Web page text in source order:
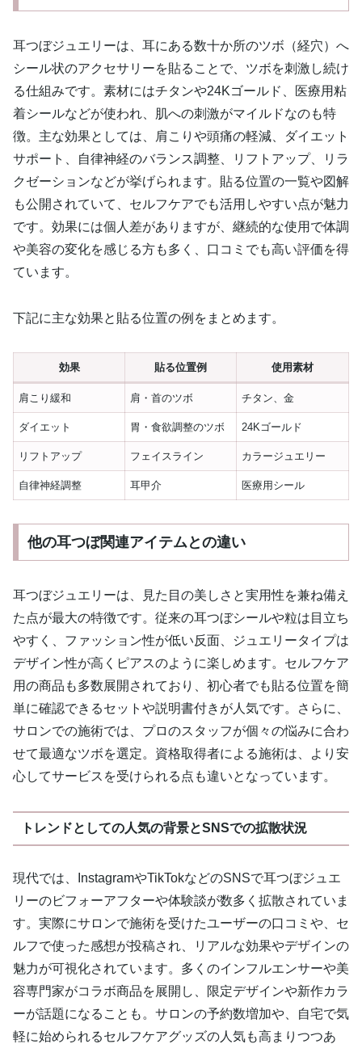
耳つぼジュエリーは、耳にある数十か所のツボ（経穴）へ
シール状のアクセサリーを貼ることで、ツボを刺激し続け
る仕組みです。素材にはチタンや24Kゴールド、医療用粘
着シールなどが使われ、肌への刺激がマイルドなのも特
徴。主な効果としては、肩こりや頭痛の軽減、ダイエット
サポート、自律神経のバランス調整、リフトアップ、リラ
クゼーションなどが挙げられます。貼る位置の一覧や図解
も公開されていて、セルフケアでも活用しやすい点が魅力
です。効果には個人差がありますが、継続的な使用で体調
や美容の変化を感じる方も多く、口コミでも高い評価を得
ています。
下記に主な効果と貼る位置の例をまとめます。
効果 貼る位置例 使用素材
肩こり緩和 肩・首のツボ チタン、金
ダイエット 胃・食欲調整のツボ 24Kゴールド
リフトアップ フェイスライン カラージュエリー
自律神経調整 耳甲介 医療用シール
他の耳つぼ関連アイテムとの違い
耳つぼジュエリーは、見た目の美しさと実用性を兼ね備え
た点が最大の特徴です。従来の耳つぼシールや粒は目立ち
やすく、ファッション性が低い反面、ジュエリータイプは
デザイン性が高くピアスのように楽しめます。セルフケア
用の商品も多数展開されており、初心者でも貼る位置を簡
単に確認できるセットや説明書付きが人気です。さらに、
サロンでの施術では、プロのスタッフが個々の悩みに合わ
せて最適なツボを選定。資格取得者による施術は、より安
心してサービスを受けられる点も違いとなっています。
トレンドとしての人気の背景とSNSでの拡散状況
現代では、InstagramやTikTokなどのSNSで耳つぼジュエ
リーのビフォーアフターや体験談が数多く拡散されていま
す。実際にサロンで施術を受けたユーザーの口コミや、セ
ルフで使った感想が投稿され、リアルな効果やデザインの
魅力が可視化されています。多くのインフルエンサーや美
容専門家がコラボ商品を展開し、限定デザインや新作カラ
ーが話題になることも。サロンの予約数増加や、自宅で気
軽に始められるセルフケアグッズの人気も高まりつつあ